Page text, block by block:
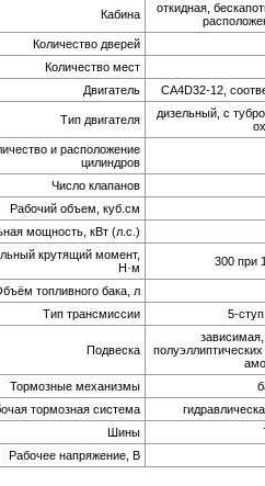
Кабина
откидная,
Количество дверей
Количество мест
Двигатель
CA4D32-12,
Тип двигателя
дизельный, с
и расположение
цилиндров
Число клапанов
Рабочий объем, куб.см
мощность, кВт (л.с.)
крутящий момент,
H·м
300 при
топливного бака, л
Тип трансмиссии
5-
Подвеска
Тормозные механизмы
тормозная система
Шины
Рабочее напряжение, В